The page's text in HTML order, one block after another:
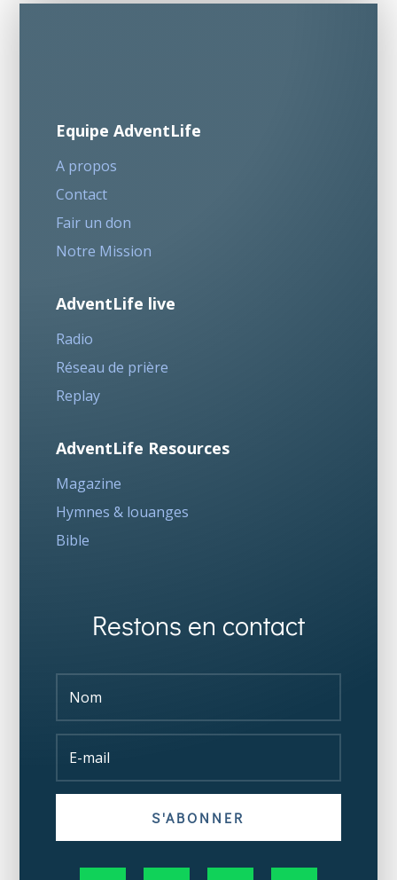
Equipe AdventLife
A propos
Contact
Fair un don
Notre Mission
AdventLife live
Radio
Réseau de prière
Replay
AdventLife Resources
Magazine
Hymnes & louanges
Bible
Restons en contact
S'ABONNER